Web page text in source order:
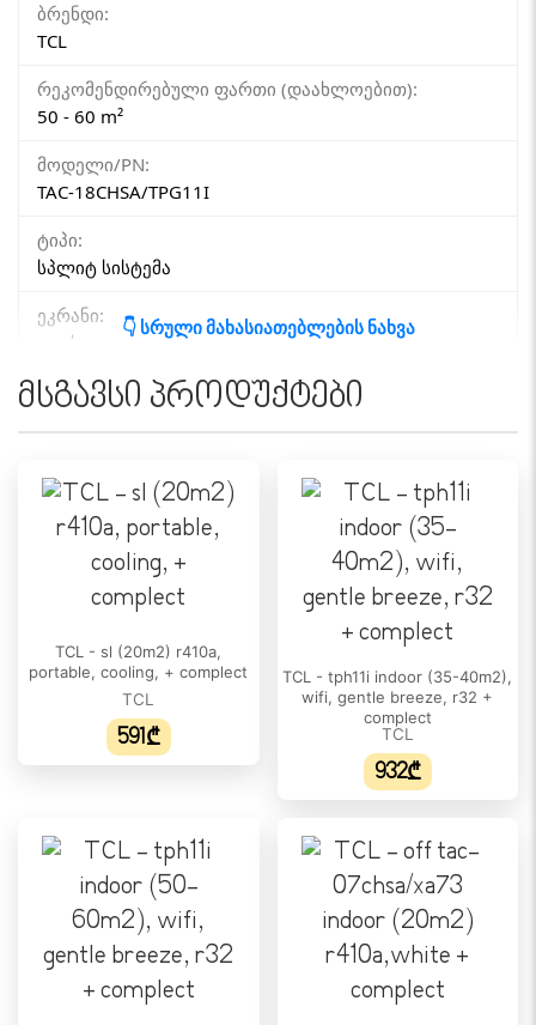
ბრენდი:
TCL
რეკომენდირებული ფართი (დაახლოებით):
50 - 60 m²
მოდელი/PN:
TAC-18CHSA/TPG11I
ტიპი:
სპლიტ სისტემა
ეკრანი:
დიახ
ᲙᲝᲜᲓᲘᲪᲘᲝᲜᲔᲠᲘᲡ ᲞᲐᲠᲐᲛᲔᲢᲠᲔᲑᲘ
გაგრილების სიმძლავრე (BTU):
გათბობის სიმძლავრე (BTU):
18000
გაგრილების სიმძლავრე (W):
გათბობის სიმძლავრე (W):
5422
შიდა ბლოკის მაქსიმალური ხმაურის დონე:
50
გარე ხმაურის მაქსიმალური დონე:
54 dB
ᲠᲔᲟᲘᲛᲘ
გაგრილება:
დიახ
ვენტილაცია:
👇 სრული მახასიათებლების ნახვა
მსგავსი პროდუქტები
TCL - sl (20m2) r410a,
portable, cooling, + complect
TCL
591₾
TCL - tph11i indoor (35-40m2),
wifi, gentle breeze, r32 +
complect
TCL
932₾